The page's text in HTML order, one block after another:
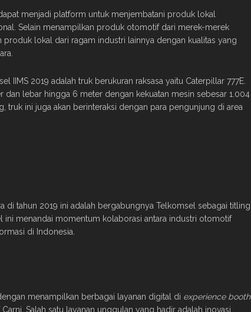
menjadi platform untuk menjembatani produk lokal
Selain menampilkan produk otomotif dari merek-merek
produk lokal dari ragam industri lainnya dengan kualitas yang
IIMS 2019 adalah truk berukuran raksasa yaitu Caterpillar 777E.
dan lebar hingga 6 meter dengan kekuatan mesin sebesar 1.004
truk ini juga akan berinteraksi dengan para pengunjung di area
di tahun 2019 ini adalah bergabungnya Telkomsel sebagai titling
ini menandai momentum kolaborasi antara industri otomotif
di Indonesia.
menampilkan berbagai layanan digital di experience booth
Salah satu layanan unggulan yang hadir adalah inovasi